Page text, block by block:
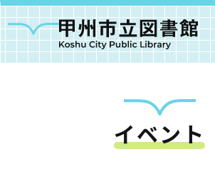
イベント
甲州市図書館について